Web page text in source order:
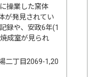
操業した窯体
が発見されてい
録や、安政6年(1
成室が見られ
二丁目2069-1,20